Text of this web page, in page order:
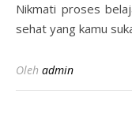
Nikmati proses
sehat yang kamu
Oleh admin